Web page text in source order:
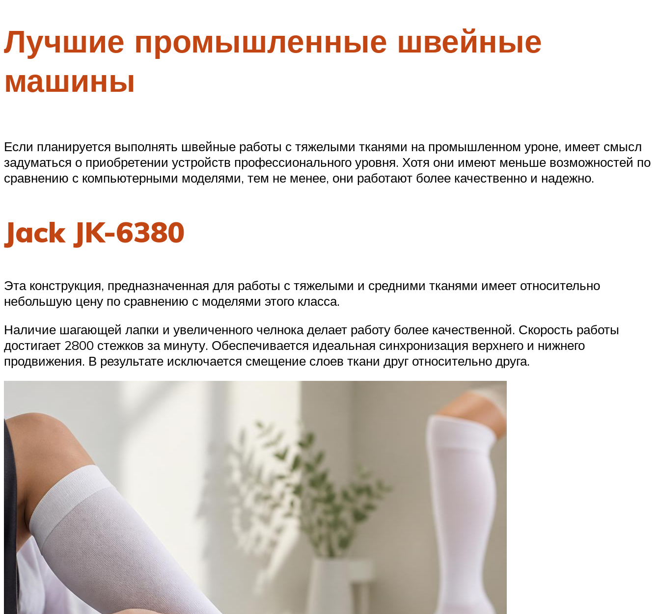
Лучшие промышленные швейные
машины
Если планируется выполнять швейные работы с тяжелыми тканями на промышленном уроне, имеет смысл
задуматься о приобретении устройств профессионального уровня. Хотя они имеют меньше возможностей по
сравнению с компьютерными моделями, тем не менее, они работают более качественно и надежно.
Jack JK-6380
Эта конструкция, предназначенная для работы с тяжелыми и средними тканями имеет относительно
небольшую цену по сравнению с моделями этого класса.
Наличие шагающей лапки и увеличенного челнока делает работу более качественной. Скорость работы
достигает 2800 стежков за минуту. Обеспечивается идеальная синхронизация верхнего и нижнего
продвижения. В результате исключается смещение слоев ткани друг относительно друга.